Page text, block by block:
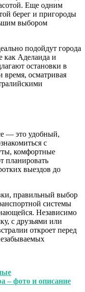
Еще одним
берег и пригороды
выбором
подойдут города
как Аделаида и
остановки в
время, осматривая
— это удобный,
с
комфортные
планировать
выездов до
правильный выбор
системы
Независимо
с друзьями или
откроет перед
– фото и описание